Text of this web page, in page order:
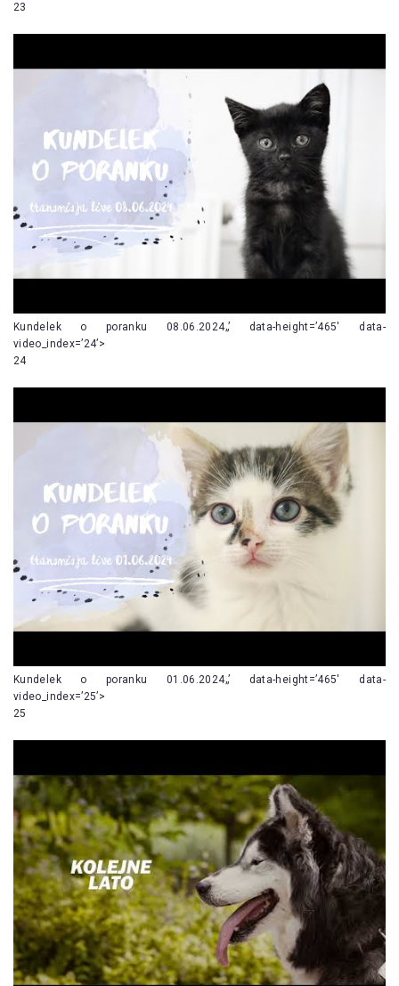
23
Kundelek o poranku 08.06.2024„’ data-height=’465′ data-
video_index=’24’>
24
Kundelek o poranku 01.06.2024„’ data-height=’465′ data-
video_index=’25’>
25